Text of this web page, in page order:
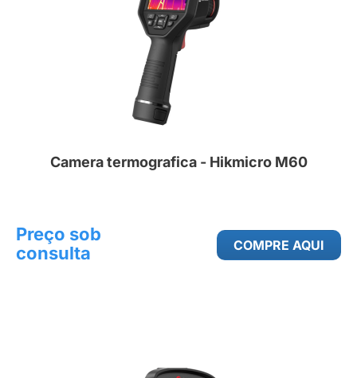
Camera termografica - Hikmicro M60
Preço sob
consulta
COMPRE AQUI